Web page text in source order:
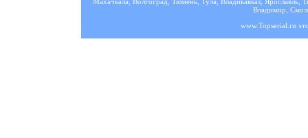
Владимир,
www.Topserial.ru